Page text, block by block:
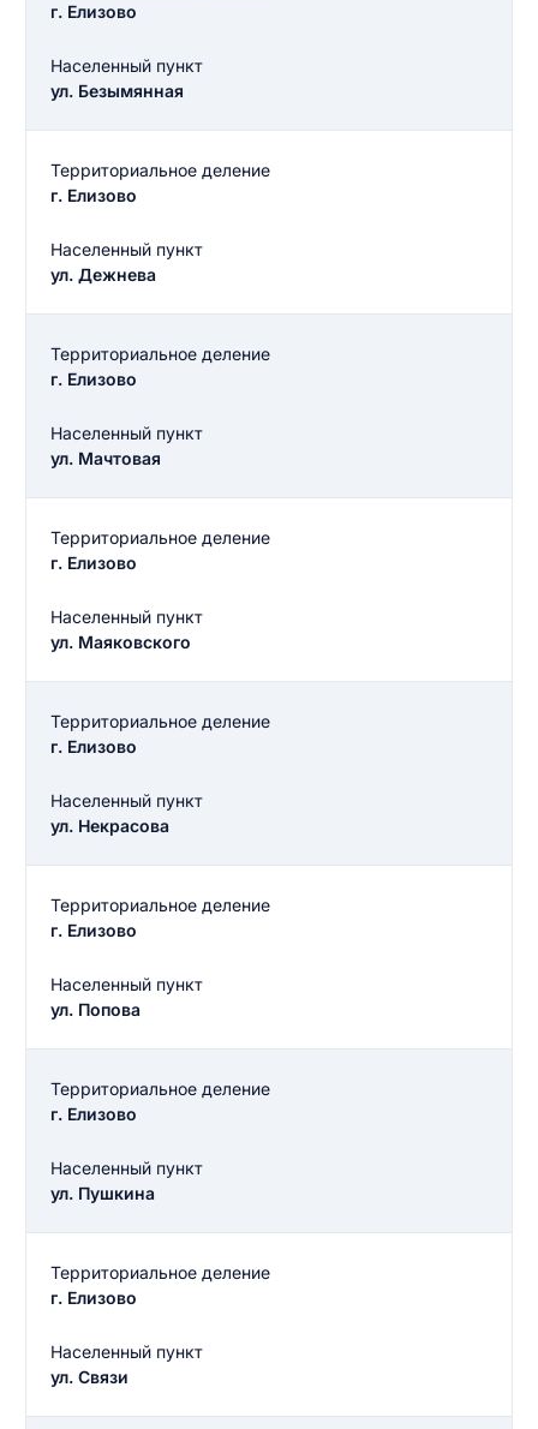
г. Елизово
Населенный пункт
ул. Безымянная
Территориальное деление
г. Елизово
Населенный пункт
ул. Дежнева
Территориальное деление
г. Елизово
Населенный пункт
ул. Мачтовая
Территориальное деление
г. Елизово
Населенный пункт
ул. Маяковского
Территориальное деление
г. Елизово
Населенный пункт
ул. Некрасова
Территориальное деление
г. Елизово
Населенный пункт
ул. Попова
Территориальное деление
г. Елизово
Населенный пункт
ул. Пушкина
Территориальное деление
г. Елизово
Населенный пункт
ул. Связи
Введите свое имя
Введите свое имя